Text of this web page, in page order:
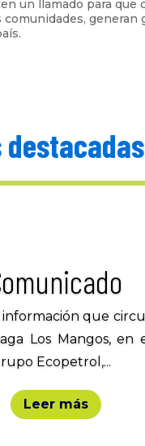
un llamado para que
generan
que
Los Mangos,
Ecopetrol,...
Leer más